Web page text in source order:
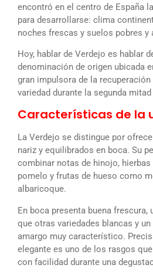
encontró en el centro de España
para desarrollarse: clima
noches frescas y suelos pobres y
Hoy, hablar de Verdejo es hablar
denominación de origen ubicada
gran impulsora de la
variedad durante la segunda
Características de la
La Verdejo se distingue por
nariz y equilibrados en boca. Su
combinar notas de hinojo,
pomelo y frutas de hueso como
albaricoque.
En boca presenta buena frescura,
que otras variedades blancas y
amargo muy característico.
elegante es uno de los rasgos
con facilidad durante una